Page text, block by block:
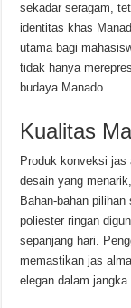
sekadar seragam,
identitas khas
utama bagi
tidak hanya
budaya Manado.
Kualitas
Produk konveksi jas
desain yang
Bahan-bahan
poliester ringan
sepanjang hari.
memastikan jas
elegan dalam